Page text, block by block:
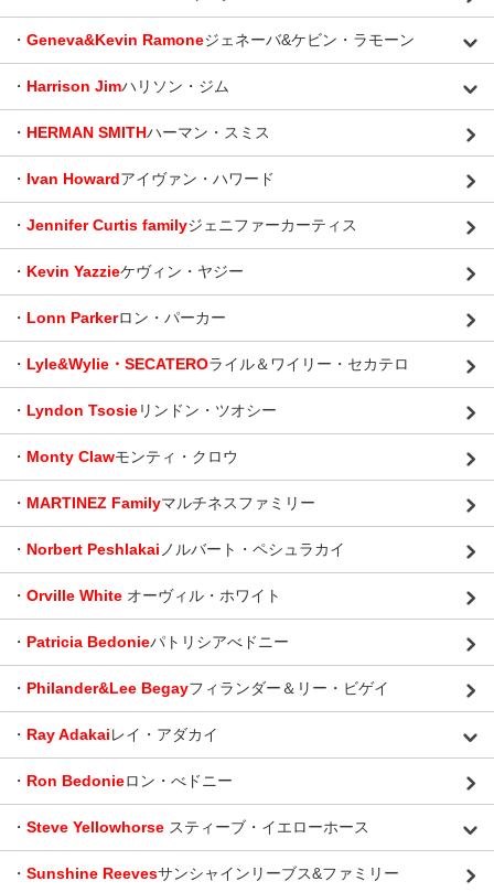
・ Geneva&Kevin Ramoneジェネーバ&ケビン・ラモーン
・ Harrison Jimハリソン・ジム
・ HERMAN SMITHハーマン・スミス
・ Ivan Howardアイヴァン・ハワード
・ Jennifer Curtis familyジェニファーカーティス
・ Kevin Yazzieケヴィン・ヤジー
・ Lonn Parkerロン・パーカー
・ Lyle&Wylie・SECATEROライル＆ワイリー・セカテロ
・ Lyndon Tsosieリンドン・ツオシー
・ Monty Clawモンティ・クロウ
・ MARTINEZ Familyマルチネスファミリー
・ Norbert Peshlakai ノルバート・ペシュラカイ
・ Orville White オーヴィル・ホワイト
・ Patricia Bedonieパトリシアべドニー
・ Philander&Lee Begayフィランダー＆リー・ビゲイ
・ Ray Adakaiレイ・アダカイ
・ Ron Bedonieロン・べドニー
・ Steve Yellowhorse スティーブ・イエローホース
・ Sunshine Reevesサンシャインリーブス&ファミリー